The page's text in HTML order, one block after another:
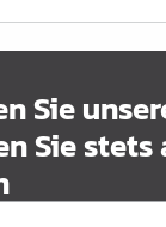
Sie
Sie stets